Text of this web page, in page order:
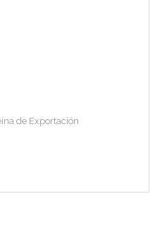
de Exportación